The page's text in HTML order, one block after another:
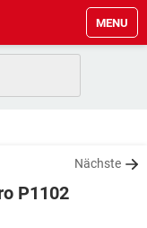
MENU
Nächste
P1102